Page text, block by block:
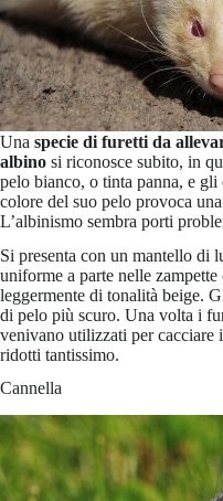
Una specie di furetti da
albino si riconosce subito, in
pelo bianco, o tinta panna, e
colore del suo pelo provoca
L’albinismo sembra porti
Si presenta con un mantello di
uniforme a parte nelle
leggermente di tonalità beige.
di pelo più scuro. Una volta i
venivano utilizzati per
ridotti tantissimo.
Cannella